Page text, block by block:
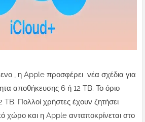
, η Apple προσφέρει νέα σχέδια για
αποθήκευσης 6 ή 12 TB. Το όριο
Πολλοί χρήστες έχουν ζητήσει
χώρο και η Apple ανταποκρίνεται στο